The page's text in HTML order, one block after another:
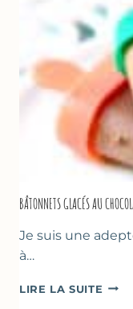
BÂTONNETS GLACÉS AU
Je suis une
à…
LIRE LA SUITE